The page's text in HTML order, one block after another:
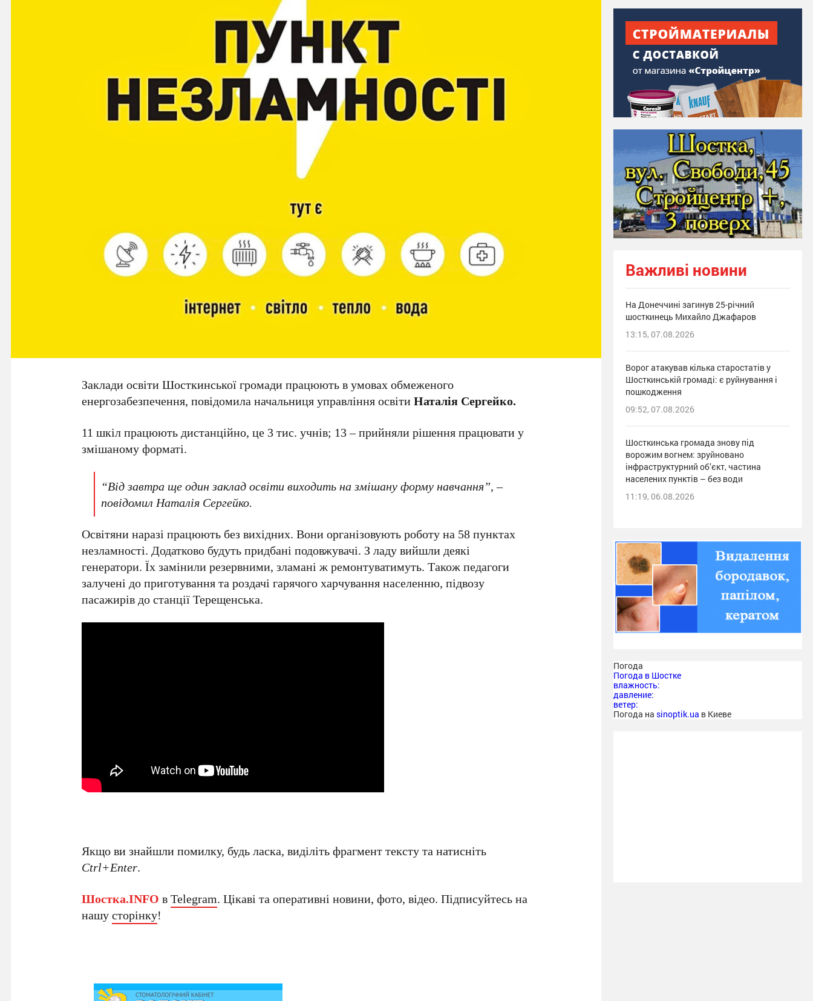
Заклади освіти Шосткинської громади працюють в умовах обмеженого
енергозабезпечення, повідомила начальниця управління освітиНаталія Сергейко.
11 шкіл працюють дистанційно, це 3 тис. учнів; 13 – прийняли рішення працювати у
змішаному форматі.
“Від завтра ще один заклад освіти виходить на змішану форму навчання”, –
повідомил Наталія Сергейко.
Освітяни наразі працюють без вихідних. Вони організовують роботу на 58 пунктах
незламності. Додатково будуть придбані подовжувачі. З ладу вийшли деякі
генератори. Їх замінили резервними, зламані ж ремонтуватимуть. Також педагоги
залучені до приготування та роздачі гарячого харчування населенню, підвозу
пасажирів до станції Терещенська.
Якщо ви знайшли помилку, будь ласка, виділіть фрагмент тексту та натисніть
Ctrl+Enter.
Шостка.INFO вTelegram. Цікаві та оперативні новини, фото, відео. Підписуйтесь на
нашусторінку!
Важливі новини
На Донеччині загинув 25-річний
шосткинець Михайло Джафаров
13:15, 07.08.2026
Ворог атакував кілька старостатів у
Шосткинській громаді: є руйнування і
пошкодження
09:52, 07.08.2026
Шосткинська громада знову під
ворожим вогнем: зруйновано
інфраструктурний об’єкт, частина
населених пунктів – без води
11:19, 06.08.2026
Погода
Погода в Шостке
влажность:
давление:
ветер:
Погода на sinoptik.ua в Киеве